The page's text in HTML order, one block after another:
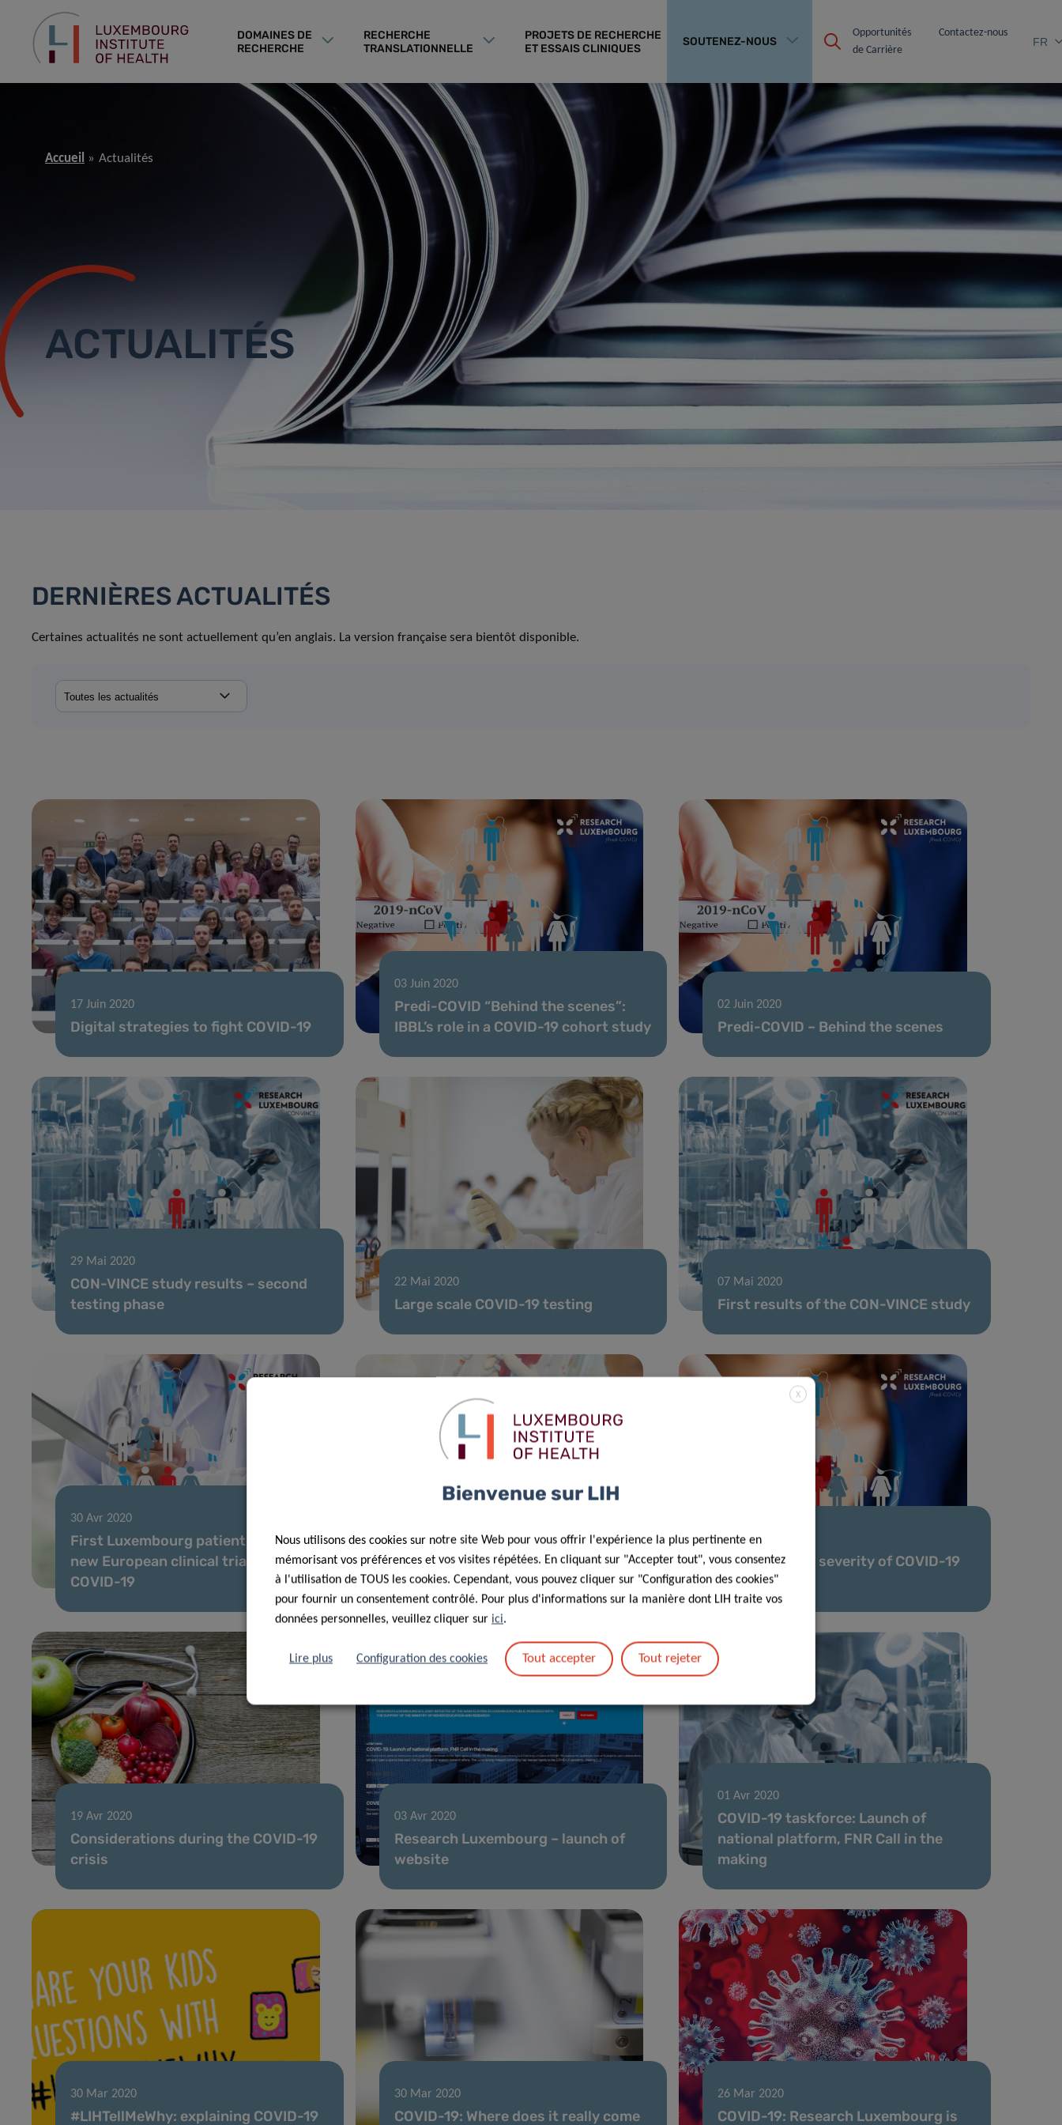
DOMAINES DE
RECHERCHE
RECHERCHE
TRANSLATIONNELLE
PROJETS DE RECHERCHE
ET ESSAIS CLINIQUES
SOUTENEZ-NOUS
Opportunités
de Carrière
Contactez-nous
FR
Accueil Actualités
ACTUALITÉS
DERNIÈRES ACTUALITÉS
Certaines actualités ne sont actuellement qu’en anglais. La version française sera bientôt disponible.
17 Juin 2020
Digital strategies to fight COVID-19
03 Juin 2020
Predi-COVID “Behind the scenes”:
IBBL’s role in a COVID-19 cohort study
02 Juin 2020
Predi-COVID – Behind the scenes
29 Mai 2020
CON-VINCE study results – second
testing phase
22 Mai 2020
Large scale COVID-19 testing
07 Mai 2020
First results of the CON-VINCE study
30 Avr 2020
First Luxembourg patient enrolled in
new European clinical trial against
COVID-19
28 Avr 2020
A deconfinement strategy framed by
health and research measures
24 Avr 2020
Predicting the severity of COVID-19
infection
19 Avr 2020
Considerations during the COVID-19
crisis
03 Avr 2020
Research Luxembourg – launch of
website
01 Avr 2020
COVID-19 taskforce: Launch of
national platform, FNR Call in the
making
30 Mar 2020
#LIHTellMeWhy: explaining COVID-19
30 Mar 2020
COVID-19: Where does it really come
26 Mar 2020
COVID-19: Research Luxembourg is
X
Bienvenue sur LIH
Nous utilisons des cookies sur notre site Web pour vous offrir l'expérience la plus pertinente en
mémorisant vos préférences et vos visites répétées. En cliquant sur "Accepter tout", vous consentez
à l'utilisation de TOUS les cookies. Cependant, vous pouvez cliquer sur "Configuration des cookies"
pour fournir un consentement contrôlé. Pour plus d'informations sur la manière dont LIH traite vos
données personnelles, veuillez cliquer sur ici.
Lire plus Configuration des cookies Tout accepter Tout rejeter